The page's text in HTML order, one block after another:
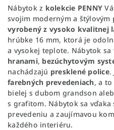
Nábytok z kolekcie PENNY
svojim moderným a štýlovým
vyrobený z vysoko kvalitnej
hrúbke 16 mm, ktorá je
a vysokej teplote. Nábytok sa
hranami, bezúchytovým
nachádzajú presklené police.
farebných prevedeniach, a
bielej s dubom grandson
s grafitom. Nábytok sa
prevedeniu a zaujímavou
každého interiéru.